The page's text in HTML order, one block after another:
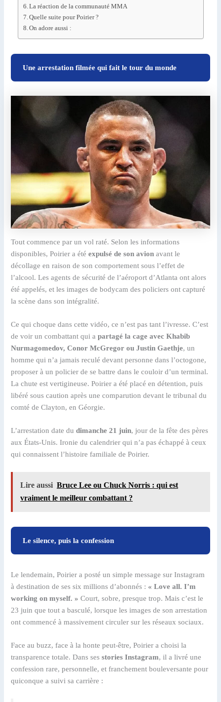
La réaction de la communauté MMA
Quelle suite pour Poirier ?
On adore aussi :
Une arrestation filmée qui fait le tour du monde
Tout commence par un vol raté. Selon les informations
disponibles, Poirier a étéexpulsé de son avion avant le
décollage en raison de son comportement sous l’effet de
l’alcool. Les agents de sécurité de l’aéroport d’Atlanta ont alors
été appelés, et les images de bodycam des policiers ont capturé
la scène dans son intégralité.
Ce qui choque dans cette vidéo, ce n’est pas tant l’ivresse. C’est
de voir un combattant qui apartagé la cage avec Khabib
Nurmagomedov, Conor McGregor ou Justin Gaethje, un
homme qui n’a jamais reculé devant personne dans l’octogone,
proposer à un policier de se battre dans le couloir d’un terminal.
La chute est vertigineuse. Poirier a été placé en détention, puis
libéré sous caution après une comparution devant le tribunal du
comté de Clayton, en Géorgie.
L’arrestation date dudimanche 21 juin, jour de la fête des pères
aux États-Unis. Ironie du calendrier qui n’a pas échappé à ceux
qui connaissent l’histoire familiale de Poirier.
Lire aussi Bruce Lee ou Chuck Norris : qui est
vraiment le meilleur combattant ?
Le silence, puis la confession
Le lendemain, Poirier a posté un simple message sur Instagram
à destination de ses six millions d’abonnés : « Love all. I’m
working on myself. » Court, sobre, presque trop. Mais c’est le
23 juin que tout a basculé, lorsque les images de son arrestation
ont commencé à massivement circuler sur les réseaux sociaux.
Face au buzz, face à la honte peut-être, Poirier a choisi la
transparence totale. Dans sesstories Instagram, il a livré une
confession rare, personnelle, et franchement bouleversante pour
quiconque a suivi sa carrière :